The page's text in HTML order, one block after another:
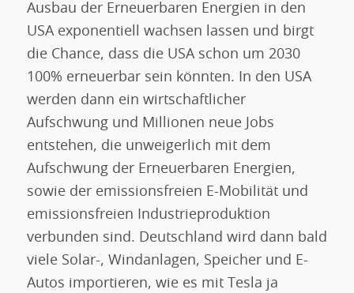
Ausbau der Erneuerbaren Energien in den
USA exponentiell wachsen lassen und birgt
die Chance, dass die USA schon um 2030
100% erneuerbar sein könnten. In den USA
werden dann ein wirtschaftlicher
Aufschwung und Millionen neue Jobs
entstehen, die unweigerlich mit dem
Aufschwung der Erneuerbaren Energien,
sowie der emissionsfreien E-Mobilität und
emissionsfreien Industrieproduktion
verbunden sind. Deutschland wird dann bald
viele Solar-, Windanlagen, Speicher und E-
Autos importieren, wie es mit Tesla ja